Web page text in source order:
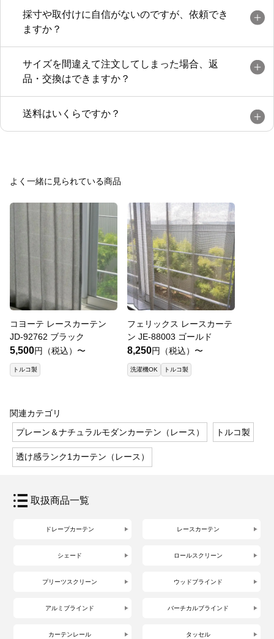
採寸や取付けに自信がないのですが、依頼でき
ますか？
サイズを間違えて注文してしまった場合、返
品・交換はできますか？
送料はいくらですか？
よく一緒に見られている商品
コヨーテ レースカーテン
JD-92762 ブラック
5,500円（税込）〜
トルコ製
フェリックス レースカーテ
ン JE-88003 ゴールド
8,250円（税込）〜
洗濯機OK トルコ製
関連カテゴリ
プレーン＆ナチュラルモダンカーテン（レース）
トルコ製
透け感ランク1カーテン（レース）
取扱商品一覧
ドレープカーテン レースカーテン
シェード ロールスクリーン
プリーツスクリーン ウッドブラインド
アルミブラインド バーチカルブラインド
カーテンレール タッセル